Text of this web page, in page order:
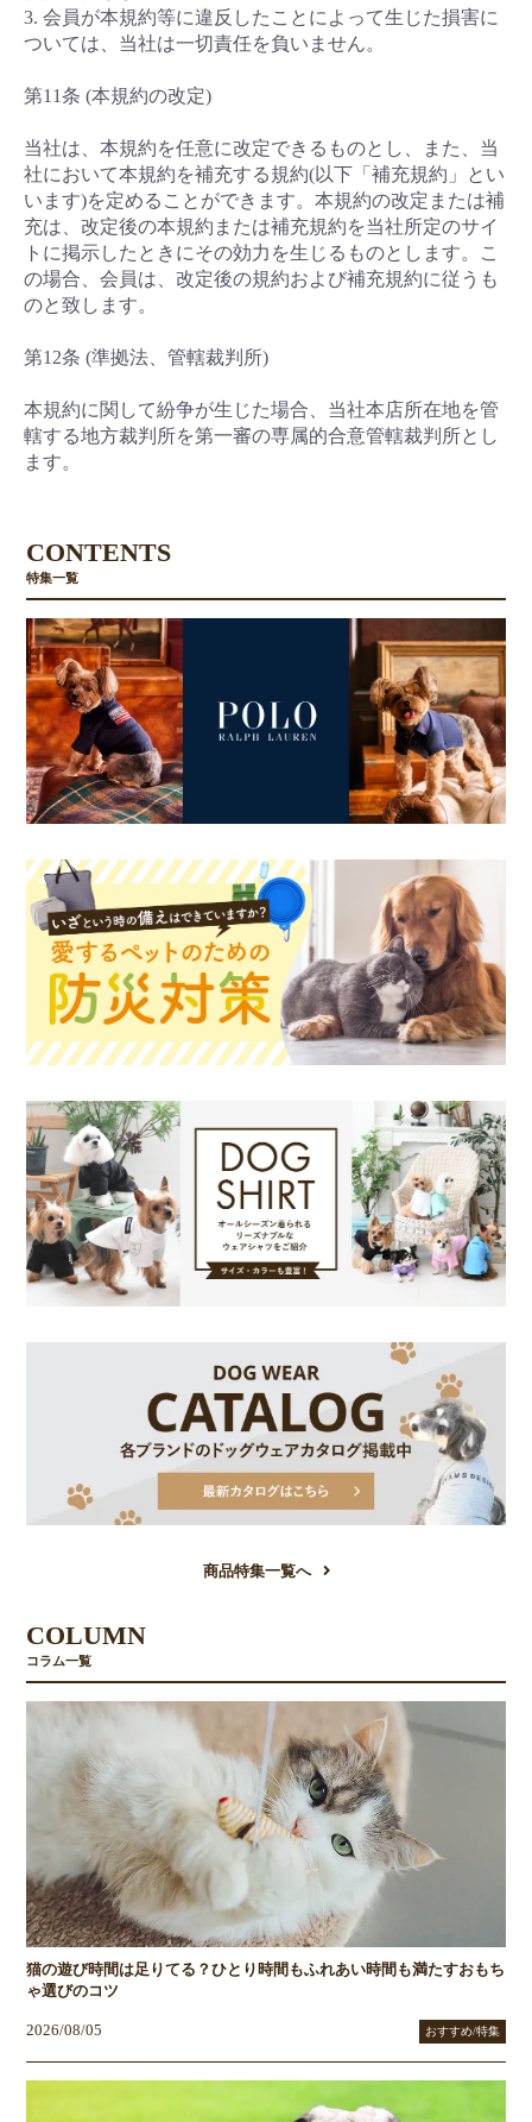
3. 会員が本規約等に違反したことによって生じた損害に
ついては、当社は一切責任を負いません。
第11条 (本規約の改定)
当社は、本規約を任意に改定できるものとし、また、当
社において本規約を補充する規約(以下「補充規約」とい
います)を定めることができます。本規約の改定または補
充は、改定後の本規約または補充規約を当社所定のサイ
トに掲示したときにその効力を生じるものとします。こ
の場合、会員は、改定後の規約および補充規約に従うも
のと致します。
第12条 (準拠法、管轄裁判所)
本規約に関して紛争が生じた場合、当社本店所在地を管
轄する地方裁判所を第一審の専属的合意管轄裁判所とし
ます。
CONTENTS
特集一覧
商品特集一覧へ
COLUMN
コラム一覧
猫の遊び時間は足りてる？ひとり時間もふれあい時間も満たすおもち
ゃ選びのコツ
2026/08/05 おすすめ/特集